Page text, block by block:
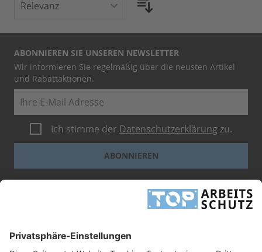
ABONNIEREN SIE UNSEREN NEWSLETTER
Wir informieren Sie regelmäßig über die neusten Artikel
und Rabattaktionen.
Ich stimme der Datenschutzerklärung zu.
ABONNIEREN
Dieses Formular ist durch reCAPTCHA geschützt - es gelten dieGoogle-
-Geschäftsbedingungen.
UNTERNEHMEN
RECHTLICHES